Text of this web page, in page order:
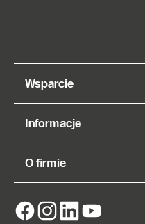
Wsparcie
Informacje
O firmie